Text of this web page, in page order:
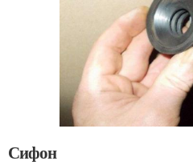
Сифон